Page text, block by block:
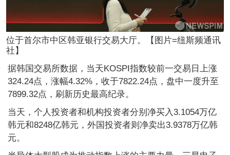
位于首尔市中区韩亚银行交易大厅。【图片=纽斯频通讯
社】
据韩国交易所数据，当天KOSPI指数较前一交易日上涨
324.24点，涨幅4.32%，收于7822.24点，盘中一度升至
7899.32点，刷新历史最高纪录。
当天，个人投资者和机构投资者分别净买入3.1054万亿
韩元和8248亿韩元，外国投资者则净卖出3.9378万亿韩
元。